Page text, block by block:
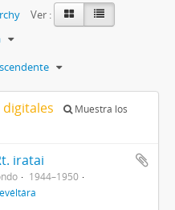
Ver :
Muestra los
iratai
1944–1950